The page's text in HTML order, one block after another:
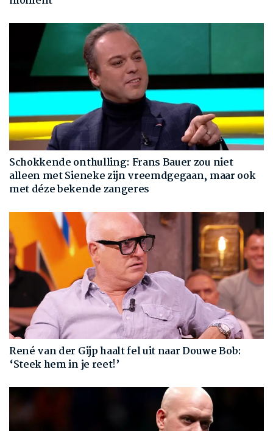
Schokkende onthulling: Frans Bauer zou niet
alleen met Sieneke zijn vreemdgegaan, maar ook
met déze bekende zangeres
René van der Gijp haalt fel uit naar Douwe Bob:
‘Steek hem in je reet!’